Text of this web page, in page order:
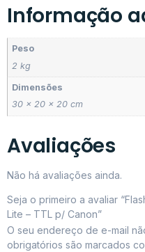
Informação
Peso
2 kg
Dimensões
30 × 20 × 20 cm
Avaliações
Não há avaliações ainda.
Seja o primeiro a avaliar
Lite – TTL p/ Canon”
O seu endereço de e-mail
obrigatórios são marcados